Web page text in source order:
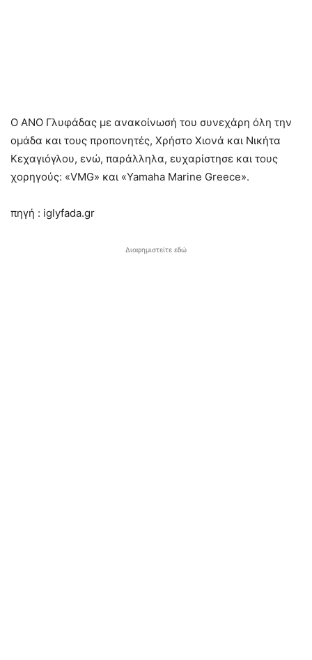
Ο ΑΝΟ Γλυφάδας με ανακοίνωσή του συνεχάρη όλη την
ομάδα και τους προπονητές, Χρήστο Χιονά και Νικήτα
Κεχαγιόγλου, ενώ, παράλληλα, ευχαρίστησε και τους
χορηγούς: «VMG» και «Yamaha Marine Greece».
πηγή : iglyfada.gr
Διαφημιστείτε εδώ